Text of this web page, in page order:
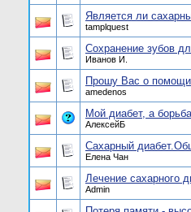
Является ли
tamplquest
Сохранение зубов
Иванов И.
Прошу Вас о
amedenos
Мой диабет, а
АлексейБ
Сахарный
Елена Чан
Лечение сахарного
Admin